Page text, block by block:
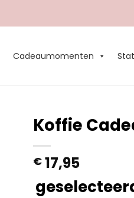
Cadeaumomenten
Koffie
€ 17,95